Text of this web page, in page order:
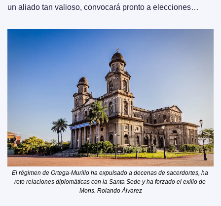
un aliado tan valioso, convocará pronto a elecciones…
El régimen de Ortega-Murillo ha expulsado a decenas de sacerdortes, ha
roto relaciones diplomáticas con la Santa Sede y ha forzado el exilio de
Mons. Rolando Álvarez